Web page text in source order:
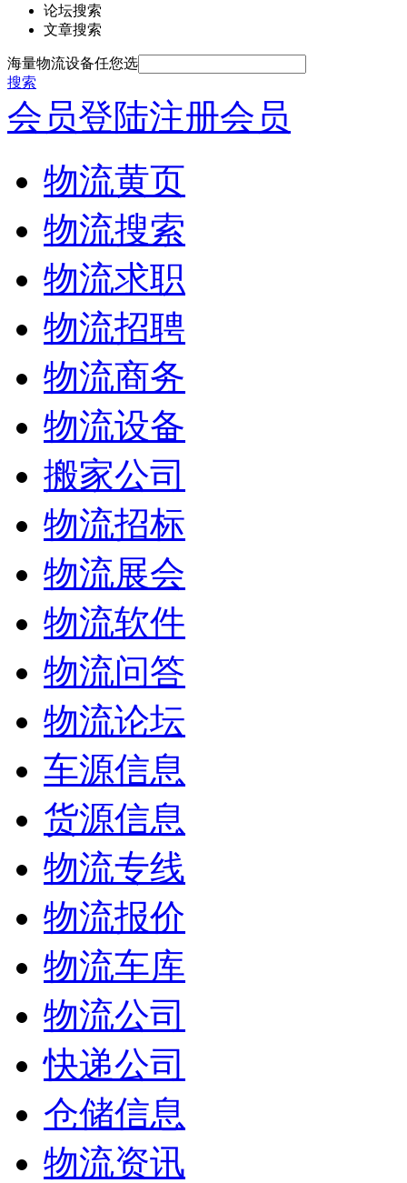
论坛搜索
文章搜索
海量物流设备任您选
搜索
会员登陆注册会员
物流黄页
物流搜索
物流求职
物流招聘
物流商务
物流设备
搬家公司
物流招标
物流展会
物流软件
物流问答
物流论坛
车源信息
货源信息
物流专线
物流报价
物流车库
物流公司
快递公司
仓储信息
物流资讯